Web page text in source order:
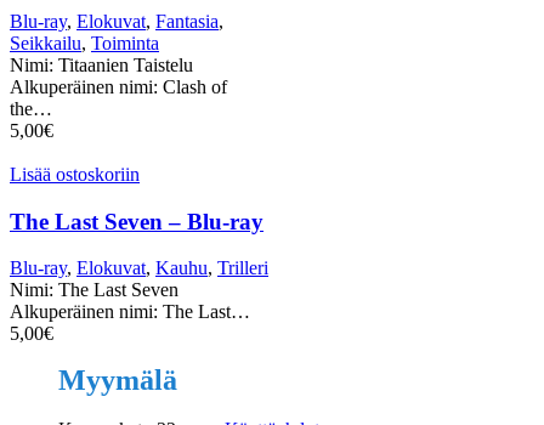
Blu-ray, Elokuvat, Fantasia,
Seikkailu, Toiminta
Nimi: Titaanien Taistelu
Alkuperäinen nimi: Clash of
the…
5,00€
Lisää ostoskoriin
The Last Seven – Blu-ray
Blu-ray, Elokuvat, Kauhu, Trilleri
Nimi: The Last Seven
Alkuperäinen nimi: The Last…
5,00€
Myymälä